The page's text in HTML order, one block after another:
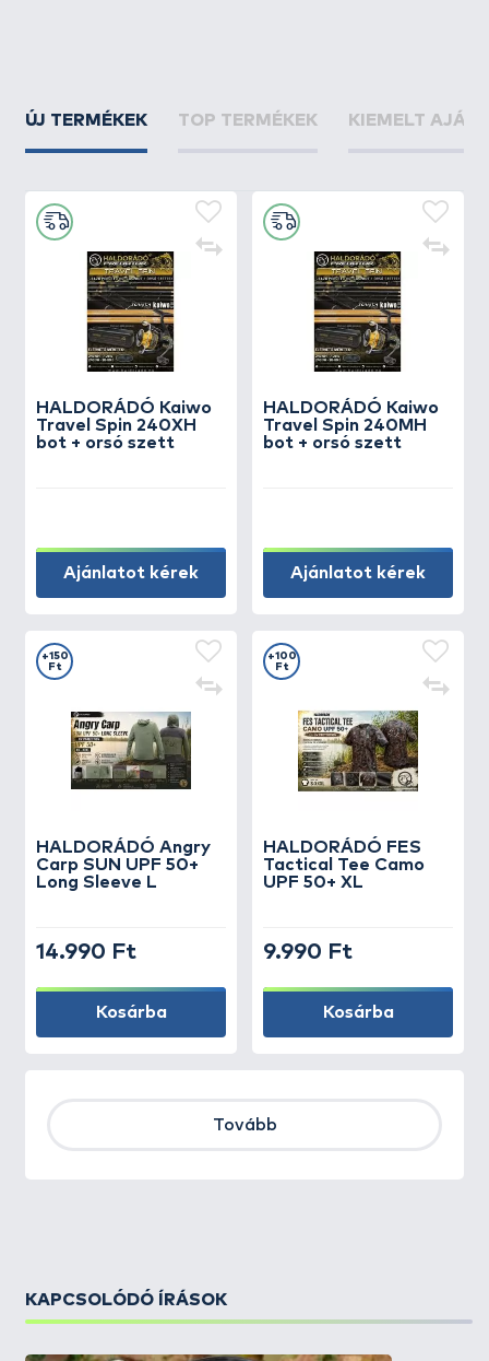
ÚJ TERMÉKEK TOP TERMÉKEK KIEMELT
HALDORÁDÓ Kaiwo
Travel Spin 240XH
bot + orsó szett
Ajánlatot kérek
HALDORÁDÓ Kaiwo
Travel Spin 240MH
bot + orsó szett
Ajánlatot kérek
HALDORÁDÓ Angry
Carp SUN UPF 50+
Long Sleeve L
+150
Ft
14.990 Ft
Kosárba
HALDORÁDÓ FES
Tactical Tee Camo
UPF 50+ XL
+100
Ft
9.990 Ft
Kosárba
Tovább
KAPCSOLÓDÓ ÍRÁSOK